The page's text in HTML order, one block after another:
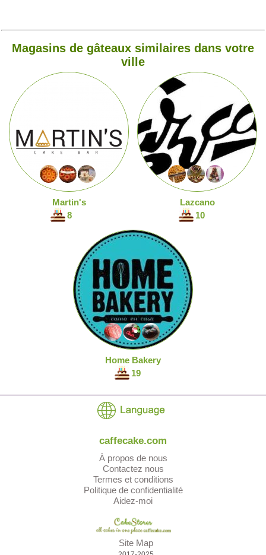
Magasins de gâteaux similaires dans votre
ville
Martin's
8
Lazcano
10
Home Bakery
19
caffecake.com
À propos de nous
Contactez nous
Termes et conditions
Politique de confidentialité
Aidez-moi
Site Map